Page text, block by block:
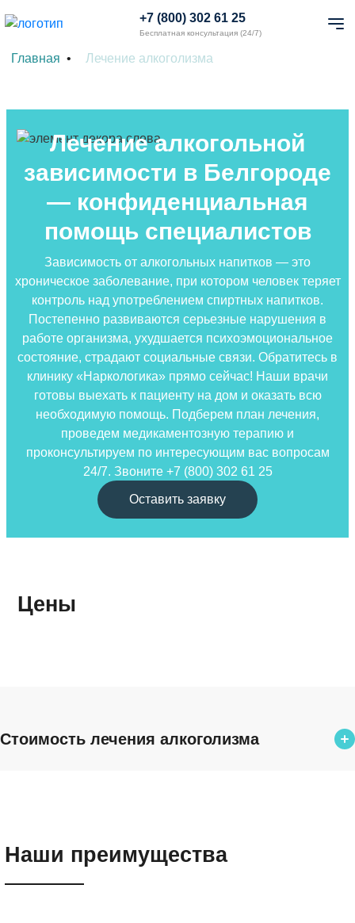
+7 (800) 302 61 25
Бесплатная консультация (24/7)
Главная Лечение алкоголизма
Лечение алкогольной
зависимости в Белгороде
— конфиденциальная
помощь специалистов
Зависимость от алкогольных напитков — это
хроническое заболевание, при котором человек теряет
контроль над употреблением спиртных напитков.
Постепенно развиваются серьезные нарушения в
работе организма, ухудшается психоэмоциональное
состояние, страдают социальные связи. Обратитесь в
клинику «Наркологика» прямо сейчас! Наши врачи
готовы выехать к пациенту на дом и оказать всю
необходимую помощь. Подберем план лечения,
проведем медикаментозную терапию и
проконсультируем по интересующим вас вопросам
24/7. Звоните +7 (800) 302 61 25
Оставить заявку
Цены
Стоимость лечения алкоголизма
Излечение пивного алкоголизма
Наши преимущества